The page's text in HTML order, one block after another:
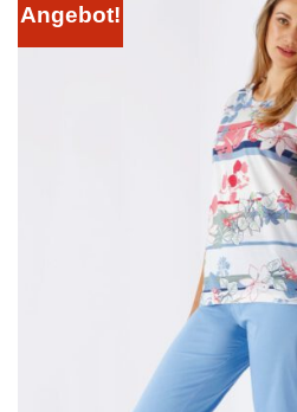
Angebot!